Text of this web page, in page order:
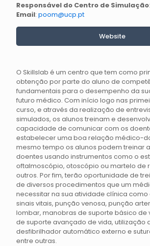
Responsável do Centro de Simulação
Email: poom@ucp.pt
Website
O Skillslab é um centro que tem como
obtenção por parte do aluno de
fundamentais para o desempenho da
futuro médico. Com início logo nas
curso, e através da realização de
simulados, os alunos treinam e
capacidade de comunicar com os
estabelecer uma boa relação médico-
mesmo tempo os alunos podem treinar
doentes usando instrumentos como o
oftalmoscópio, otoscópio ou martelo de
outros. Por fim, terão oportunidade de
de diversos procedimentos que um
necessitar na sua atividade clínica
sinais vitais, punção venosa, punção
lombar, manobras de suporte básico de
de suporte avançado de vida, utilização
desfibrilhador automático externo e
entre outras.